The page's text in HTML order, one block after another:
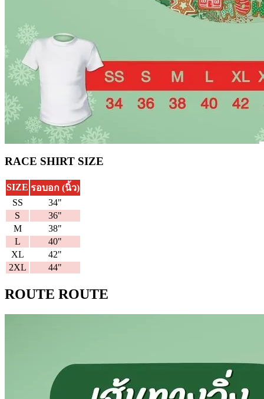
RACE SHIRT SIZE
SIZE รอบอก (นิ้ว)
SS
34"
S
36"
M
38"
L
40"
XL
42"
2XL
44"
ROUTE ROUTE